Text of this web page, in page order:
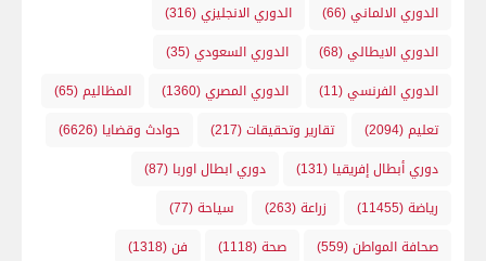
الدوري الالماني(66) الدوري الانجليزي(316)
الدوري الايطالي(68) الدوري السعودي(35)
الدوري الفرنسي(11) الدوري المصري(1360) المظاليم(65)
تعليم(2094) تقارير وتحقيقات(217) حوادث وقضايا (6626)
دوري أبطال إفريقيا (131) دوري ابطال اوربا (87)
رياضة(11455) زراعة(263) سياحة(77)
صحافة المواطن(559) صحة(1118) فن(1318)